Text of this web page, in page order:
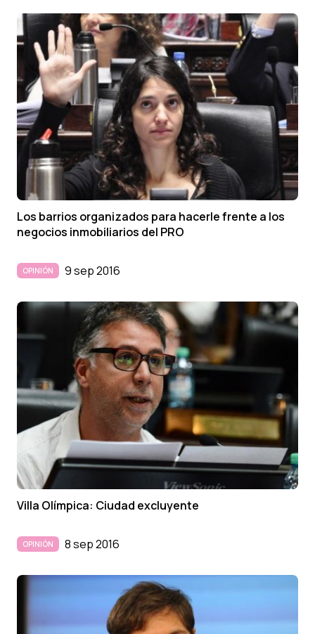
Los barrios organizados para hacerle frente a los
negocios inmobiliarios del PRO
OPINIÓN 9 sep 2016
Villa Olí­mpica: Ciudad excluyente
OPINIÓN 8 sep 2016